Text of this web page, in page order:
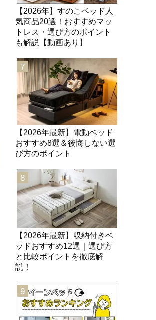
【2026年】すのこベッド人
気商品20選！おすすめマッ
トレス・選び方のポイント
も解説【動画あり】
7
【2026年最新】電動ベッド
おすすめ8選＆後悔しない選
び方のポイント
8
【2026年最新】収納付きベ
ッドおすすめ12選｜選び方
と比較ポイントを徹底解
説！
9